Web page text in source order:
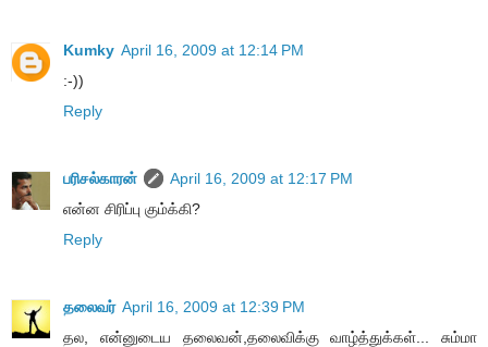
Kumky April 16, 2009 at 12:14 PM
:-))
Reply
பரிசல்காரன்
April 16, 2009 at 12:17 PM
என்ன சிரிப்பு கும்க்கி?
Reply
தலைவர் April 16, 2009 at 12:39 PM
தல, என்னுடைய தலைவன்,தலைவிக்கு வாழ்த்துக்கள்... சும்மா